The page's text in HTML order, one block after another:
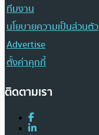
ทีมงาน
นโยบายความเป็นส่วนตัว
Advertise
ตั้งค่าคุกกี้
ติดตามเรา